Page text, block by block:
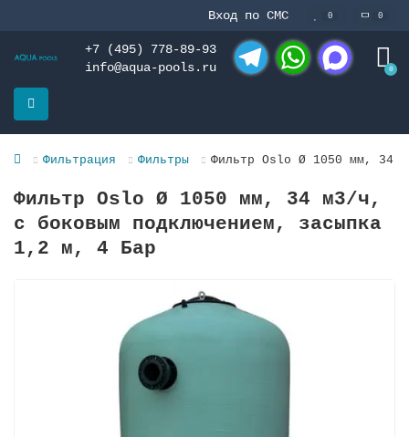
Вход по СМС 0 0
+7 (495) 778-89-93
info@aqua-pools.ru
0
Фильтрация Фильтры Фильтр Oslo Ø 1050 мм, 34
Фильтр Oslo Ø 1050 мм, 34 м3/ч,
с боковым подключением, засыпка
1,2 м, 4 Бар